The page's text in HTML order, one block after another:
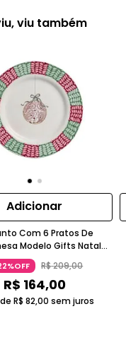
viu também
Adicionar
Com 6 Pratos De
Modelo Gifts Natal
Cerâmica Coral
R$209,00
R$ 164,00
R$ 82,00 sem juros